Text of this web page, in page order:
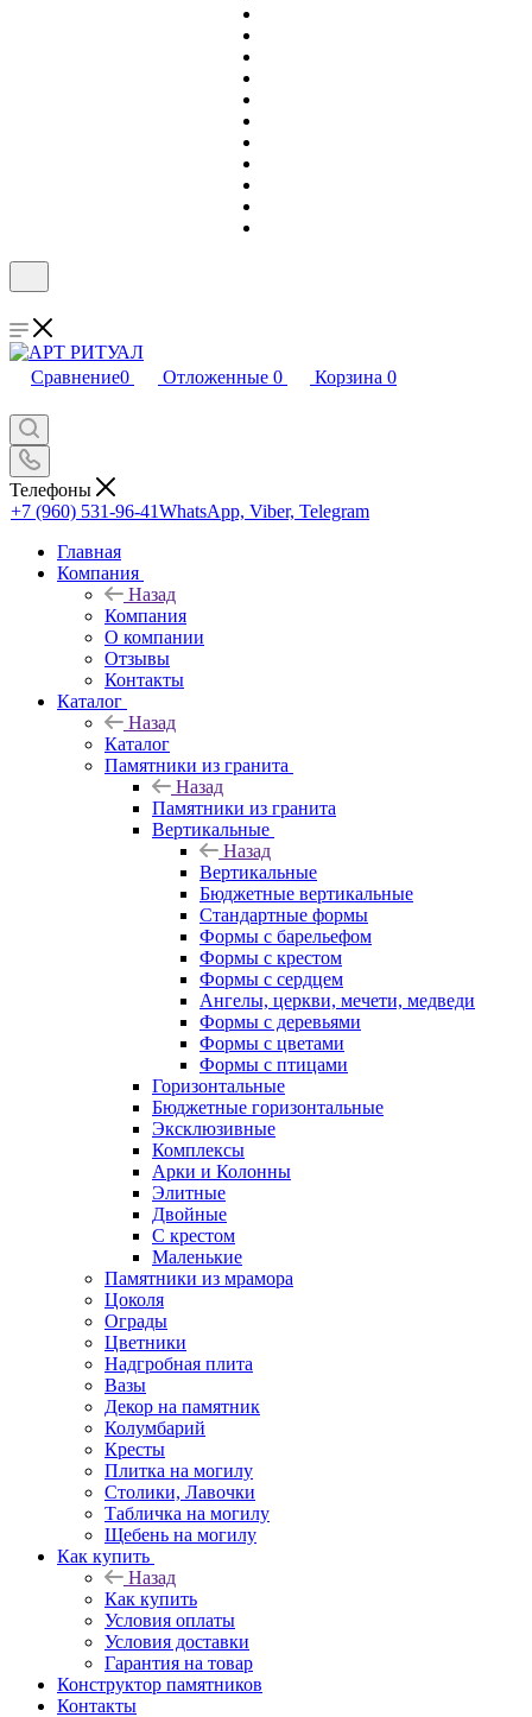
Сравнение0 Отложенные 0 Корзина 0
Телефоны
+7 (960) 531-96-41WhatsApp, Viber, Telegram
Главная
Компания
Назад
Компания
О компании
Отзывы
Контакты
Каталог
Назад
Каталог
Памятники из гранита
Назад
Памятники из гранита
Вертикальные
Назад
Вертикальные
Бюджетные вертикальные
Стандартные формы
Формы с барельефом
Формы с крестом
Формы с сердцем
Ангелы, церкви, мечети, медведи
Формы с деревьями
Формы с цветами
Формы с птицами
Горизонтальные
Бюджетные горизонтальные
Эксклюзивные
Комплексы
Арки и Колонны
Элитные
Двойные
С крестом
Маленькие
Памятники из мрамора
Цоколя
Ограды
Цветники
Надгробная плита
Вазы
Декор на памятник
Колумбарий
Кресты
Плитка на могилу
Столики, Лавочки
Табличка на могилу
Щебень на могилу
Как купить
Назад
Как купить
Условия оплаты
Условия доставки
Гарантия на товар
Конструктор памятников
Контакты